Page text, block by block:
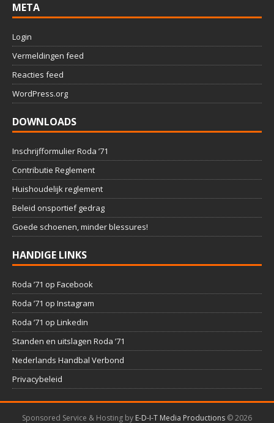
META
Login
Vermeldingen feed
Reacties feed
WordPress.org
DOWNLOADS
Inschrijfformulier Roda ’71
Contributie Reglement
Huishoudelijk reglement
Beleid onsportief gedrag
Goede schoenen, minder blessures!
HANDIGE LINKS
Roda ’71 op Facebook
Roda ’71 op Instagram
Roda ’71 op Linkedin
Standen en uitslagen Roda ’71
Nederlands Handbal Verbond
Privacybeleid
Sponsored Service & Hosting by E-D-I-T Media Productions ©2026